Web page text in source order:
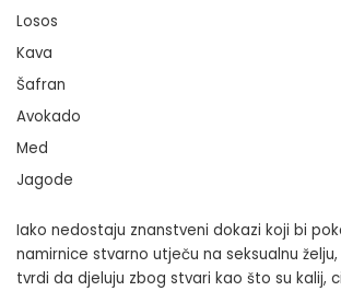
Losos
Kava
Šafran
Avokado
Med
Jagode
Iako nedostaju znanstveni dokazi koji bi
namirnice stvarno utječu na seksualnu
tvrdi da djeluju zbog stvari kao što su kalij,